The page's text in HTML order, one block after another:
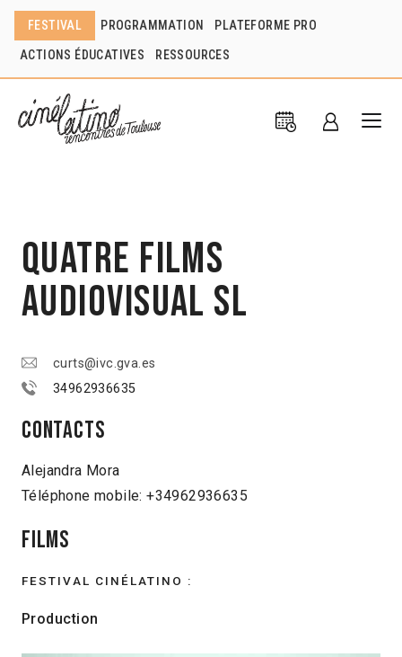
FESTIVAL PROGRAMMATION PLATEFORME PRO
ACTIONS ÉDUCATIVES RESSOURCES
Quatre Films
Audiovisual SL
curts@ivc.gva.es
34962936635
Contacts
Alejandra Mora
Téléphone mobile: +34962936635
Films
FESTIVAL CINÉLATINO :
Production